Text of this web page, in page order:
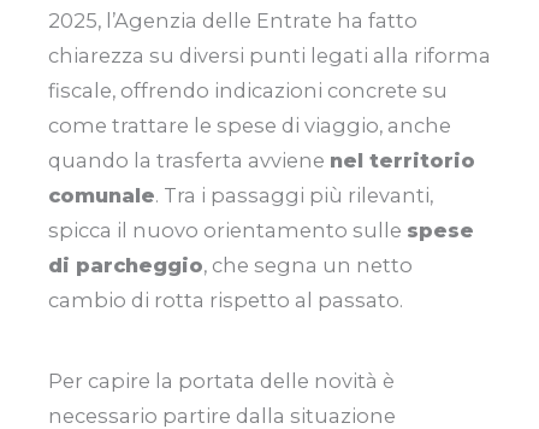
2025, l’Agenzia delle Entrate ha fatto
chiarezza su diversi punti legati alla riforma
fiscale, offrendo indicazioni concrete su
come trattare le spese di viaggio, anche
quando la trasferta avviene nel territorio
comunale. Tra i passaggi più rilevanti,
spicca il nuovo orientamento sulle spese
di parcheggio, che segna un netto
cambio di rotta rispetto al passato.
Per capire la portata delle novità è
necessario partire dalla situazione